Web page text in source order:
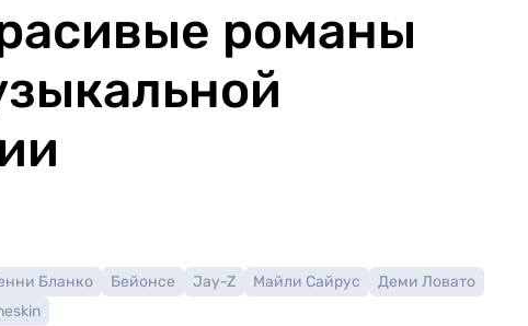
романы
Бланко Бейонсе Jay-Z Майли Сайрус
Деми Ловато